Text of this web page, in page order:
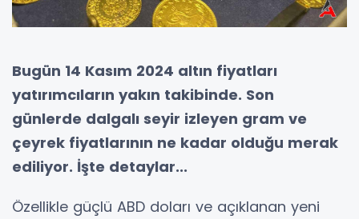
Bugün 14 Kasım 2024 altın fiyatları
yatırımcıların yakın takibinde. Son
günlerde dalgalı seyir izleyen gram ve
çeyrek fiyatlarının ne kadar olduğu merak
ediliyor. İşte detaylar...
Özellikle güçlü ABD doları ve açıklanan yeni